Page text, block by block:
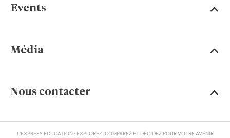
Events
Média
Nous contacter
L'EXPRESS EDUCATION : EXPLOREZ, COMPAREZ ET DÉCIDEZ POUR VOTRE AVENIR